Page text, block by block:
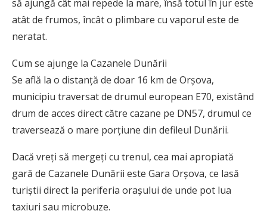
să ajungă cât mai repede la mare, însă totul în jur este
atât de frumos, încât o plimbare cu vaporul este de
neratat.
Cum se ajunge la Cazanele Dunării
Se află la o distanță de doar 16 km de Orșova,
municipiu traversat de drumul european E70, existând
drum de acces direct către cazane pe DN57, drumul ce
traversează o mare porțiune din defileul Dunării.
Dacă vreți să mergeți cu trenul, cea mai apropiată
gară de Cazanele Dunării este Gara Orșova, ce lasă
turiștii direct la periferia orașului de unde pot lua
taxiuri sau microbuze.